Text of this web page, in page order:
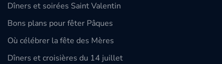
Dîners et soirées Saint Valentin
Bons plans pour fêter Pâques
Où célébrer la fête des Mères
Dîners et croisières du 14 juillet